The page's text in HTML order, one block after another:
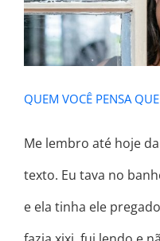
QUEM VOCÊ PENSA
Me lembro até hoje
texto. Eu tava no
e ela tinha ele